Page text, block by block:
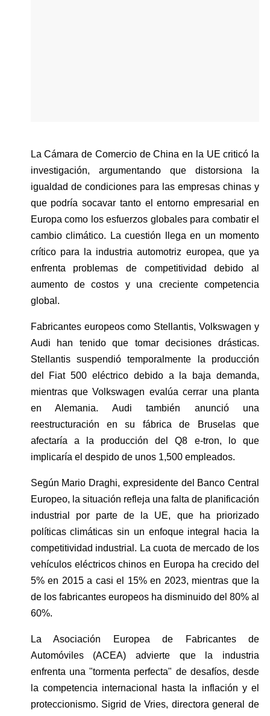
La Cámara de Comercio de China en la UE criticó la
investigación, argumentando que distorsiona la
igualdad de condiciones para las empresas chinas y
que podría socavar tanto el entorno empresarial en
Europa como los esfuerzos globales para combatir el
cambio climático. La cuestión llega en un momento
crítico para la industria automotriz europea, que ya
enfrenta problemas de competitividad debido al
aumento de costos y una creciente competencia
global.
Fabricantes europeos como Stellantis, Volkswagen y
Audi han tenido que tomar decisiones drásticas.
Stellantis suspendió temporalmente la producción
del Fiat 500 eléctrico debido a la baja demanda,
mientras que Volkswagen evalúa cerrar una planta
en Alemania. Audi también anunció una
reestructuración en su fábrica de Bruselas que
afectaría a la producción del Q8 e-tron, lo que
implicaría el despido de unos 1,500 empleados.
Según Mario Draghi, expresidente del Banco Central
Europeo, la situación refleja una falta de planificación
industrial por parte de la UE, que ha priorizado
políticas climáticas sin un enfoque integral hacia la
competitividad industrial. La cuota de mercado de los
vehículos eléctricos chinos en Europa ha crecido del
5% en 2015 a casi el 15% en 2023, mientras que la
de los fabricantes europeos ha disminuido del 80% al
60%.
La Asociación Europea de Fabricantes de
Automóviles (ACEA) advierte que la industria
enfrenta una "tormenta perfecta" de desafíos, desde
la competencia internacional hasta la inflación y el
proteccionismo. Sigrid de Vries, directora general de